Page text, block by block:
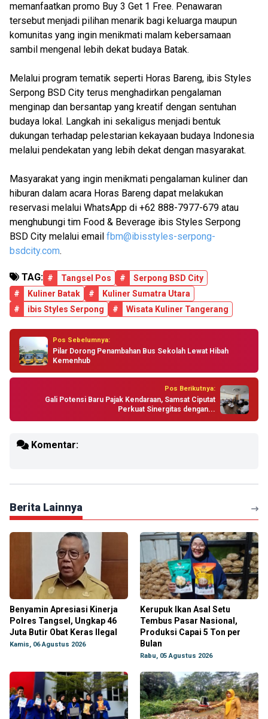
memanfaatkan promo Buy 3 Get 1 Free. Penawaran
tersebut menjadi pilihan menarik bagi keluarga maupun
komunitas yang ingin menikmati malam kebersamaan
sambil mengenal lebih dekat budaya Batak.
Melalui program tematik seperti Horas Bareng, ibis Styles
Serpong BSD City terus menghadirkan pengalaman
menginap dan bersantap yang kreatif dengan sentuhan
budaya lokal. Langkah ini sekaligus menjadi bentuk
dukungan terhadap pelestarian kekayaan budaya Indonesia
melalui pendekatan yang lebih dekat dengan masyarakat.
Masyarakat yang ingin menikmati pengalaman kuliner dan
hiburan dalam acara Horas Bareng dapat melakukan
reservasi melalui WhatsApp di +62 888-7977-679 atau
menghubungi tim Food & Beverage ibis Styles Serpong
BSD City melalui email fbm@ibisstyles-serpong-
bsdcity.com.
TAG: # Tangsel Pos #
Serpong BSD City
#
Kuliner Batak #
Kuliner Sumatra Utara
#
ibis Styles Serpong # Wisata Kuliner Tangerang
Pos Sebelumnya:
Pilar Dorong Penambahan Bus Sekolah Lewat Hibah
Kemenhub
Pos Berikutnya:
Gali Potensi Baru Pajak Kendaraan, Samsat Ciputat
Perkuat Sinergitas dengan...
Komentar:
Berita Lainnya
Benyamin Apresiasi Kinerja
Polres Tangsel, Ungkap 46
Juta Butir Obat Keras Ilegal
Kamis, 06 Agustus 2026
Kerupuk Ikan Asal Setu
Tembus Pasar Nasional,
Produksi Capai 5 Ton per
Bulan
Rabu, 05 Agustus 2026